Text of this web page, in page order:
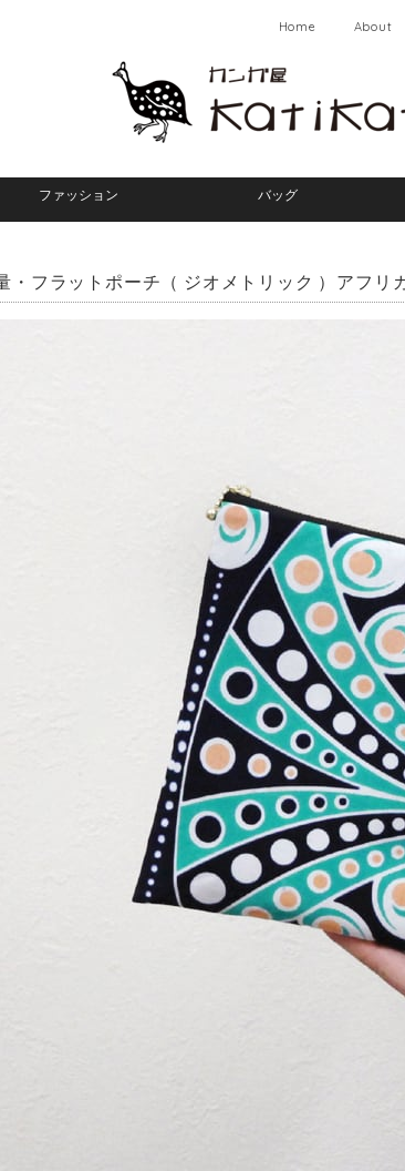
Home About
ファッション バッグ
・フラットポーチ（ ジオメトリック ）アフリ